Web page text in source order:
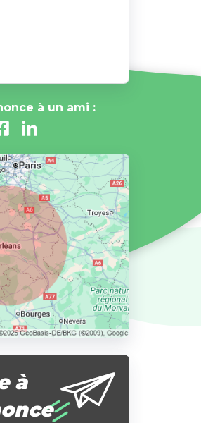
à un ami :
à